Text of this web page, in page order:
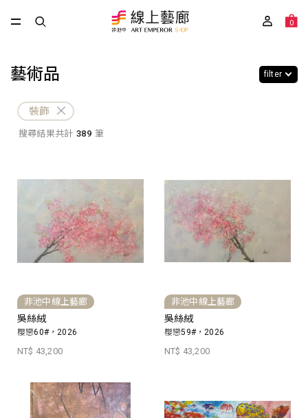
0
藝術品 filter
裝飾
搜尋結果共計 389 筆
非池中線上藝廊
吳絲絨
櫻戀60#，2026
NT$ 43,200
非池中線上藝廊
吳絲絨
櫻戀59#，2026
NT$ 43,200